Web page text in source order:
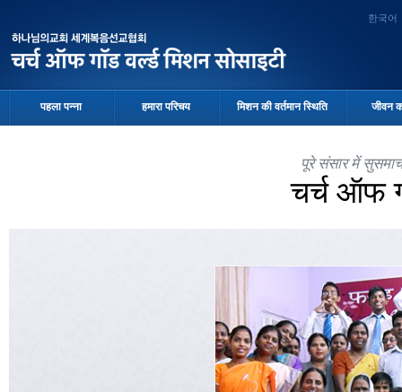
한국어
पहला पन्ना हमारा परिचय मिशन की वर्तमान स्थिति जीवन
पूरे संसार में
चर्च ऑफ